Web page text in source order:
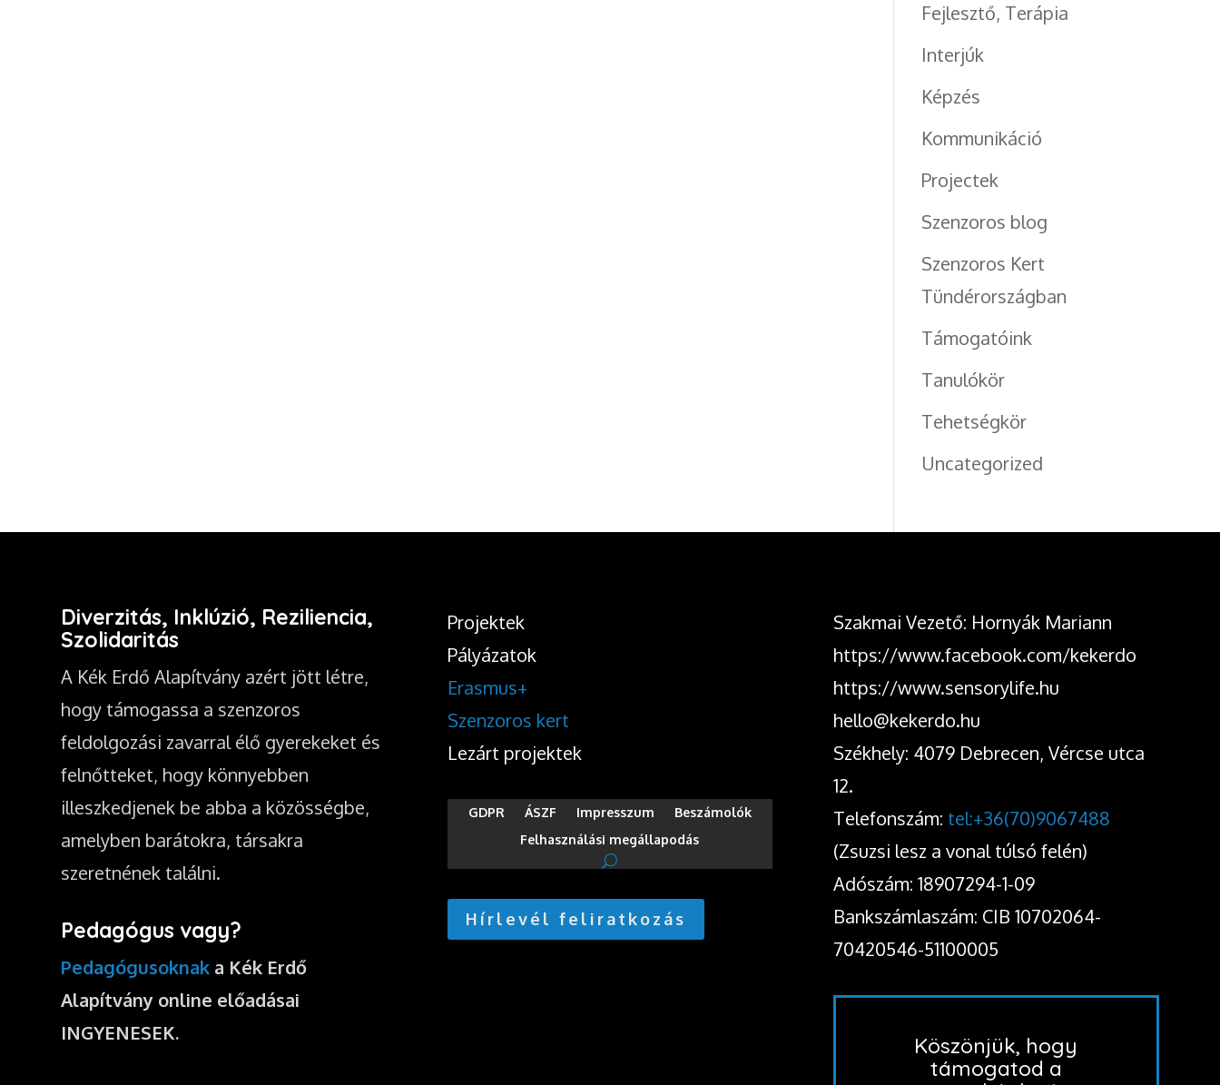
Fejlesztő, Terápia
Interjúk
Képzés
Kommunikáció
Projectek
Szenzoros blog
Szenzoros Kert
Tündérországban
Támogatóink
Tanulókör
Tehetségkör
Uncategorized
Diverzitás, Inklúzió, Reziliencia,
Szolidaritás
A Kék Erdő Alapítvány azért jött létre,
hogy támogassa a szenzoros
feldolgozási zavarral élő gyerekeket és
felnőtteket, hogy könnyebben
illeszkedjenek be abba a közösségbe,
amelyben barátokra, társakra
szeretnének találni.
Pedagógus vagy?
Pedagógusoknak a Kék Erdő
Alapítvány online előadásai
INGYENESEK.
Projektek
Pályázatok
Erasmus+
Szenzoros kert
Lezárt projektek
GDPR ÁSZF Impresszum
Beszámolók
Felhasználási megállapodás
Hírlevél feliratkozás
Szakmai Vezető: Hornyák Mariann
https://www.facebook.com/kekerdo
https://www.sensorylife.hu
hello@kekerdo.hu
Székhely: 4079 Debrecen, Vércse utca
12.
Telefonszám: tel:+36(70)9067488
(Zsuzsi lesz a vonal túlsó felén)
Adószám: 18907294-1-09
Bankszámlaszám: CIB 10702064-
70420546-51100005
Köszönjük, hogy
támogatod a